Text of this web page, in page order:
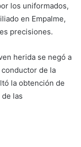
los uniformados,
en Empalme,
precisiones.
herida se negó a
de la
la obtención de
las